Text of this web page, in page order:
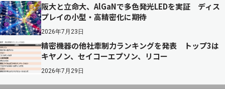
阪大と立命大、AlGaNで多色発光LEDを実証 ディス
プレイの小型・高精密化に期待
2026年7月23日
精密機器の他社牽制力ランキングを発表 トップ3は
キヤノン、セイコーエプソン、リコー
2026年7月29日